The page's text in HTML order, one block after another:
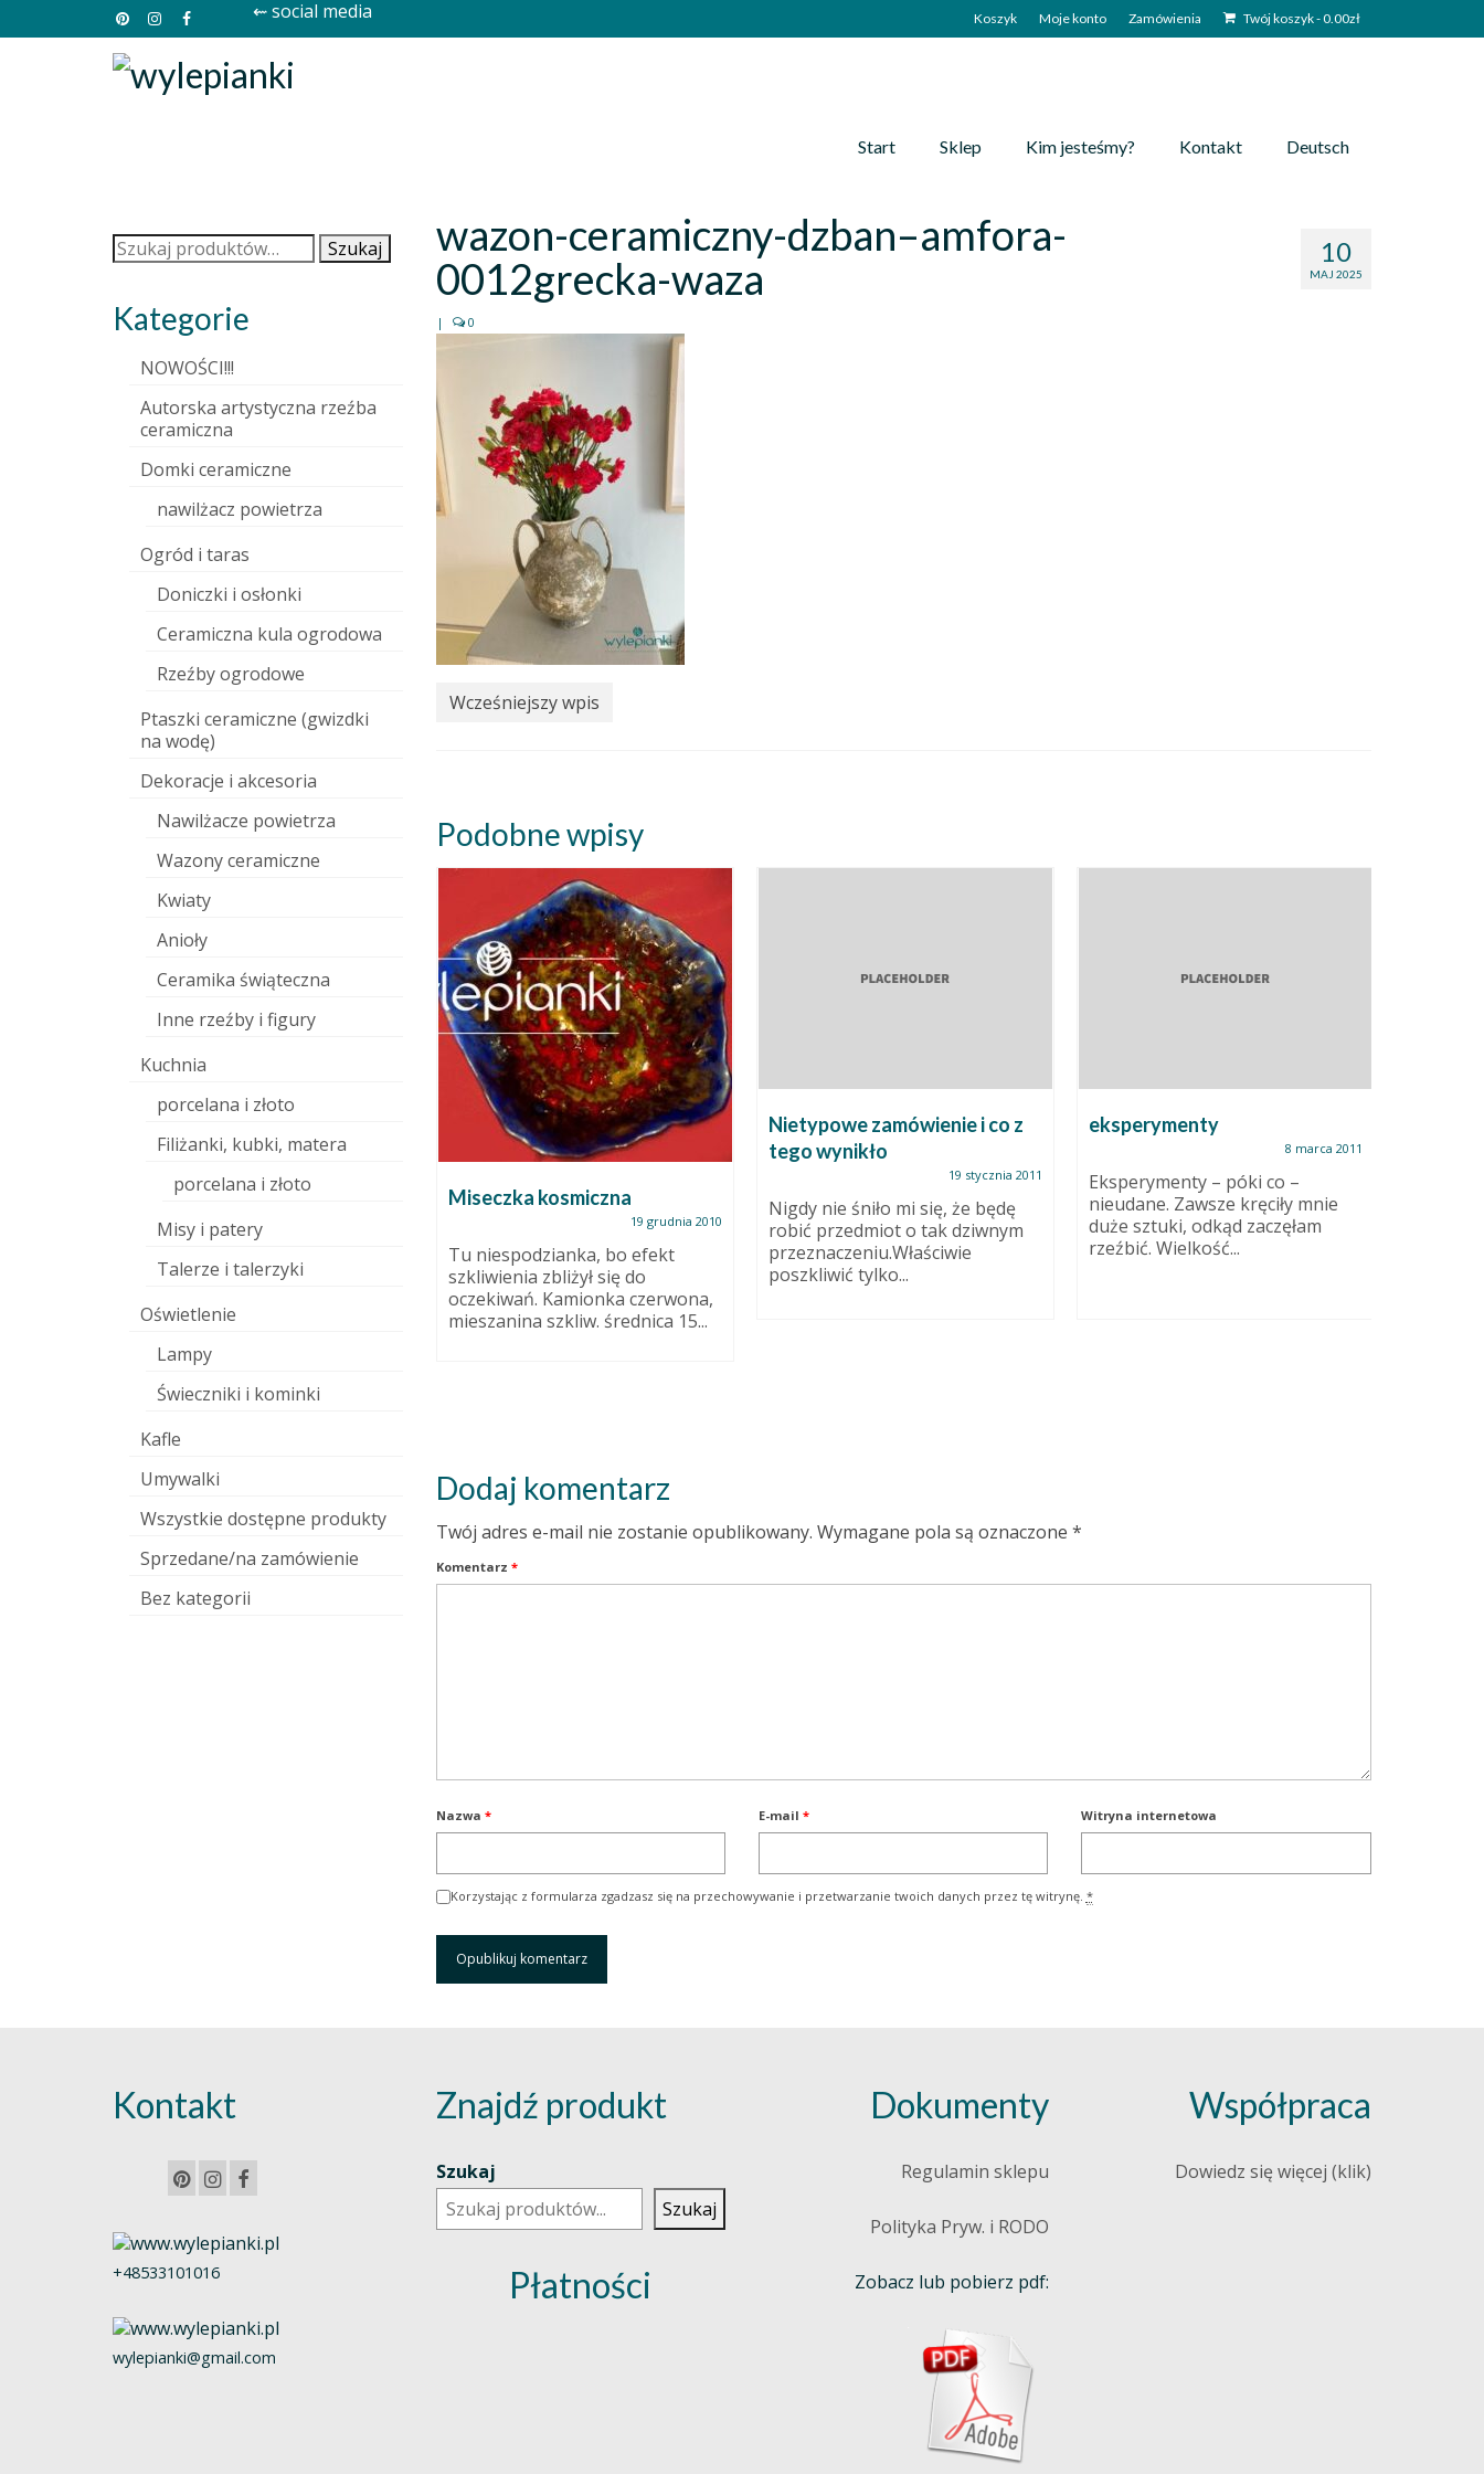
Koszyk Moje konto Zamówienia Twój koszyk-0.00zł
⇜ social media
Start Sklep Kim jesteśmy? Kontakt Deutsch
10
MAJ 2025
wazon-ceramiczny-dzban–amfora-
0012grecka-waza
| 0
Wcześniejszy wpis
Podobne wpisy
Biało-niebieskie
Åsgårdstrand Muncha
Åsgårdstrand to mała portowa
osada w zachodniej części
Oslofjordu. Miasteczko jest
niezwykle urokliwie, spokojne.
Typowe...
Miseczka kosmiczna
19 grudnia 2010
Tu niespodzianka, bo efekt
szkliwienia zbliżył się do
oczekiwań. Kamionka czerwona,
mieszanina szkliw. średnica 15...
Nietypowe zamówienie i co z
tego wynikło
19 stycznia 2011
Nigdy nie śniło mi się, że będę
robić przedmiot o tak dziwnym
przeznaczeniu.Właściwie
poszkliwić tylko...
eksperymenty
8 marca 2011
Eksperymenty – póki co –
nieudane. Zawsze kręciły mnie
duże sztuki, odkąd zaczęłam
rzeźbić. Wielkość...
Dodaj komentarz
Twój adres e-mail nie zostanie opublikowany. Wymagane pola są oznaczone *
Komentarz *
Nazwa * E-mail * Witryna internetowa
Korzystając z formularza zgadzasz się na przechowywanie i przetwarzanie twoich danych przez tę witrynę. *
Szukaj: Szukaj
Kategorie
NOWOŚCI!!!
Autorska artystyczna rzeźba
ceramiczna
Domki ceramiczne
nawilżacz powietrza
Ogród i taras
Doniczki i osłonki
Ceramiczna kula ogrodowa
Rzeźby ogrodowe
Ptaszki ceramiczne (gwizdki
na wodę)
Dekoracje i akcesoria
Nawilżacze powietrza
Wazony ceramiczne
Kwiaty
Anioły
Ceramika świąteczna
Inne rzeźby i figury
Kuchnia
porcelana i złoto
Filiżanki, kubki, matera
porcelana i złoto
Misy i patery
Talerze i talerzyki
Oświetlenie
Lampy
Świeczniki i kominki
Kafle
Umywalki
Wszystkie dostępne produkty
Sprzedane/na zamówienie
Bez kategorii
Kontakt
+48533101016
wylepianki@gmail.com
Znajdź produkt
Szukaj
Szukaj
Płatności
Dokumenty
Regulamin sklepu
Polityka Pryw. i RODO
Zobacz lub pobierz pdf:
Współpraca
Dowiedz się więcej (klik)